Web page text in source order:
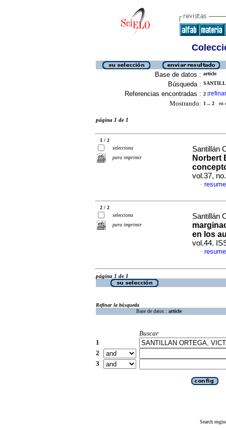
Base de datos : article
Búsqueda :
Referencias encontradas : 2 [refinar
Mostrando: 1 .. 2 en
página 1 de 1
1 / 2
selecciona
para imprimir
Santillán
Norbert
vol.37,
·
2 / 2
selecciona
para imprimir
Santillán
en los
vol.44.
·
página 1 de 1
Refinar la búsqueda
Base de datos : article
Buscar
1
2
3
Search